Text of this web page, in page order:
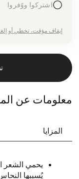
اشتركوا ووّفروا
إيقاف مؤقت، تخطي أو
معلومات عن
المزايا
يحمي الشعر
يُسببها